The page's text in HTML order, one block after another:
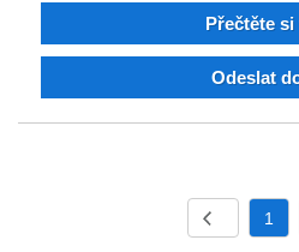
výrobcem, který integruje
polyesteru jemného denieru,
recyklovaného nylonového
chválu mnoha zákazníků. Nyní
technickou sílu, vynikající
Přečtěte si
Odeslat
1